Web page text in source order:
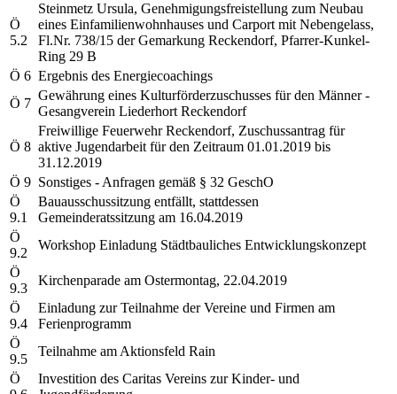
Ö
5.2
Steinmetz Ursula, Genehmigungsfreistellung zum Neubau
eines Einfamilienwohnhauses und Carport mit Nebengelass,
Fl.Nr. 738/15 der Gemarkung Reckendorf, Pfarrer-Kunkel-
Ring 29 B
Ö 6 Ergebnis des Energiecoachings
Ö 7
Gewährung eines Kulturförderzuschusses für den Männer -
Gesangverein Liederhort Reckendorf
Ö 8
Freiwillige Feuerwehr Reckendorf, Zuschussantrag für
aktive Jugendarbeit für den Zeitraum 01.01.2019 bis
31.12.2019
Ö 9 Sonstiges - Anfragen gemäß § 32 GeschO
Ö
9.1
Bauausschussitzung entfällt, stattdessen
Gemeinderatssitzung am 16.04.2019
Ö
9.2
Workshop Einladung Städtbauliches Entwicklungskonzept
Ö
9.3
Kirchenparade am Ostermontag, 22.04.2019
Ö
9.4
Einladung zur Teilnahme der Vereine und Firmen am
Ferienprogramm
Ö
9.5
Teilnahme am Aktionsfeld Rain
Ö
Investition des Caritas Vereins zur Kinder- und